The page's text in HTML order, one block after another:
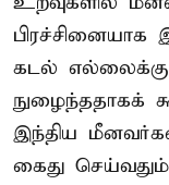
பிரச்சினையாக
கடல்
நுழைந்ததாகக்
இந்திய
கைது